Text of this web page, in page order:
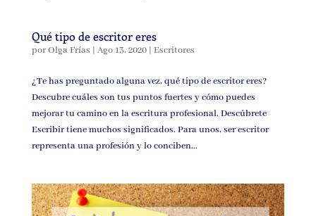
Qué tipo de escritor eres
porOlga Frías | Ago 13, 2020| Escritores
¿Te has preguntado alguna vez, qué tipo de escritor eres?
Descubre cuáles son tus puntos fuertes y cómo puedes
mejorar tu camino en la escritura profesional. Descúbrete
Escribir tiene muchos significados. Para unos, ser escritor
representa una profesión y lo conciben...